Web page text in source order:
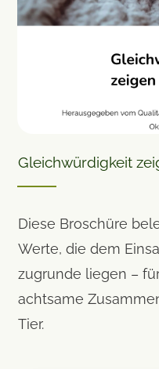
Gleichwürdigkeit
Diese Broschüre
Werte, die dem
zugrunde liegen –
achtsame
Tier.